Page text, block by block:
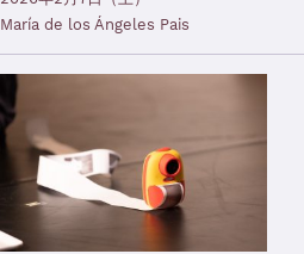
María de los Ángeles Pais